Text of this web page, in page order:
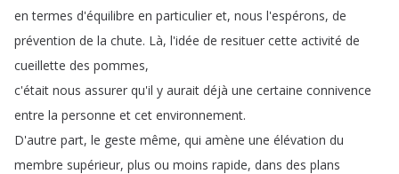
en termes d'équilibre en particulier et, nous l'espérons, de
prévention de la chute. Là, l'idée de resituer cette activité de
cueillette des pommes,
c'était nous assurer qu'il y aurait déjà une certaine connivence
entre la personne et cet environnement.
D'autre part, le geste même, qui amène une élévation du
membre supérieur, plus ou moins rapide, dans des plans